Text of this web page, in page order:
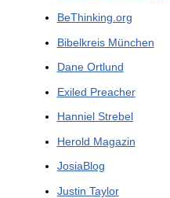
BeThinking.org
Bibelkreis München
Dane Ortlund
Exiled Preacher
Hanniel Strebel
Herold Magazin
JosiaBlog
Justin Taylor